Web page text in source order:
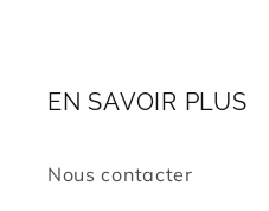
EN SAVOIR PLUS
Nous contacter